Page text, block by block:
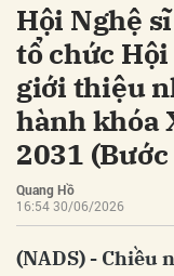
Hội Nghệ
tổ chức
giới thiệu
hành khóa
2031 (Bước
Quang Hồ
16:54 30/06/2026
(NADS) - Chiều